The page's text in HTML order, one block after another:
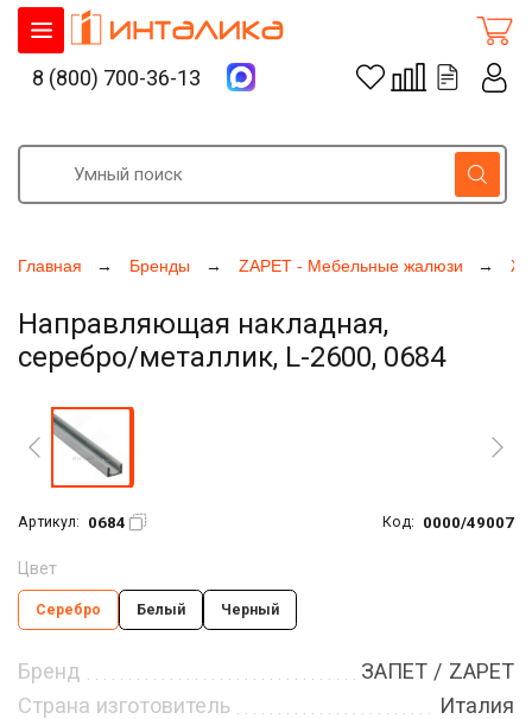
Главная Бренды ZAPET - Мебельные жалюзи
Направляющая накладная,
серебро/металлик, L-2600, 0684
Артикул: 0684 Код: 0000/49007
Цвет
Серебро Белый Черный
Бренд
ЗАПЕТ / ZAPET
Страна изготовитель
Италия
8 (800) 700-36-13